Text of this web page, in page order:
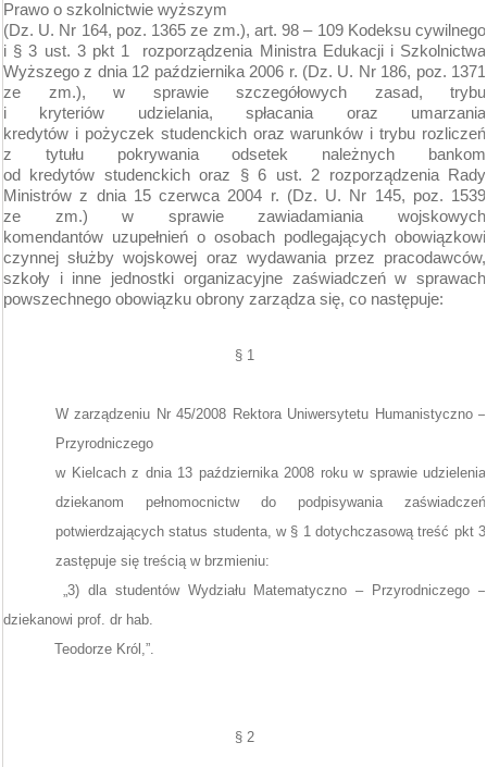
Prawo o szkolnictwie wyższym
(Dz. U. Nr 164, poz. 1365 ze zm.), art. 98 – 109 Kodeksu cywilnego
i § 3 ust. 3 pkt 1
rozporządzenia Ministra Edukacji i Szkolnictwa
Wyższego z dnia 12 października 2006 r. (Dz. U. Nr 186, poz. 1371
ze zm.),
w sprawie szczegółowych zasad, trybu
i kryteriów udzielania, spłacania oraz umarzania
kredytów i pożyczek studenckich oraz warunków i trybu rozliczeń
z tytułu pokrywania odsetek należnych bankom
od kredytów studenckich oraz § 6 ust. 2 rozporządzenia Rady
Ministrów z dnia 15 czerwca 2004 r. (Dz. U. Nr 145, poz. 1539
ze zm.)
w sprawie zawiadamiania wojskowych
komendantów uzupełnień o osobach podlegających obowiązkowi
czynnej służby wojskowej oraz wydawania przez pracodawców,
szkoły i inne jednostki organizacyjne zaświadczeń w sprawach
powszechnego obowiązku obrony zarządza się, co następuje:
§ 1
W zarządzeniu Nr 45/2008 Rektora Uniwersytetu Humanistyczno –
Przyrodniczego
w Kielcach z dnia 13 października 2008 roku w sprawie udzielenia
dziekanom pełnomocnictw do podpisywania zaświadczeń
potwierdzających status studenta, w§ 1 dotychczasową treść pkt 3
zastępuje się treścią w brzmieniu:
„3) dla studentów Wydziału Matematyczno – Przyrodniczego –
dziekanowi prof. dr hab.
Teodorze Król,”.
§ 2